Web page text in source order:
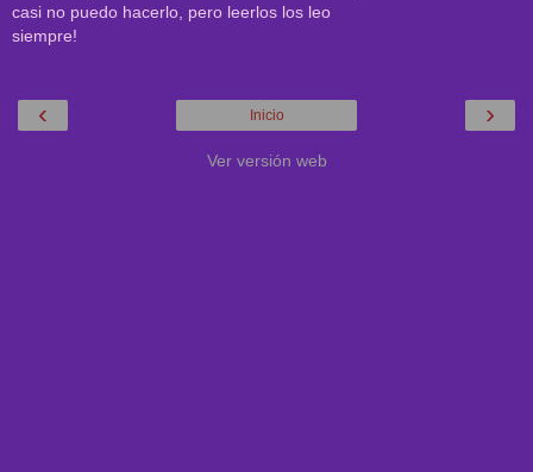
casi no puedo hacerlo, pero leerlos los leo
siempre!
‹ ›
Inicio
Ver versión web